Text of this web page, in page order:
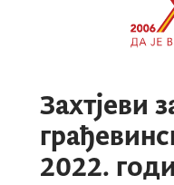
Захтјеви
2022.